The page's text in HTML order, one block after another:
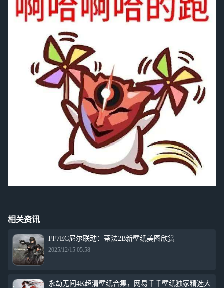
相关资讯
FF7EC尼尔联动：蒂法2B新壁纸美图欣赏
2025/12/15 05:58
永劫无间4K超清壁纸合集，网易千千壁纸独家精选大